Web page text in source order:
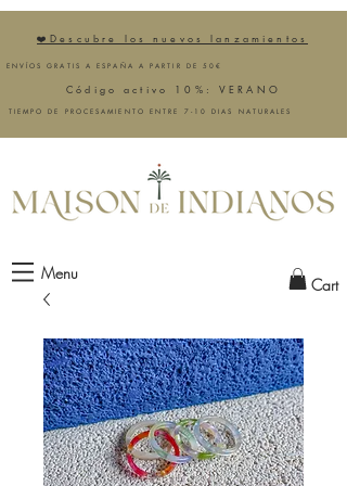
❤️Descubre los nuevos lanzamientos
ENVÍOS GRATIS A ESPAÑA A PARTIR DE 50€
Código activo 10%: VERANO
TIEMPO DE PROCESAMIENTO ENTRE 7-10 DIAS NATURALES
Menu
Cart